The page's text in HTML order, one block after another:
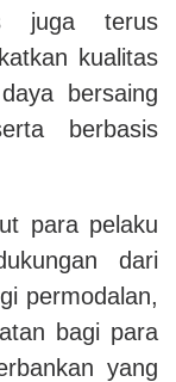
juga terus
kualitas
bersaing
berbasis
para pelaku
dari
permodalan,
bagi para
yang